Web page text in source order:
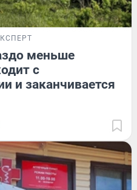
меньше
с
и заканчивается